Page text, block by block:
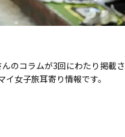
のコラムが3回にわたり掲載さ
女子旅耳寄り情報です。